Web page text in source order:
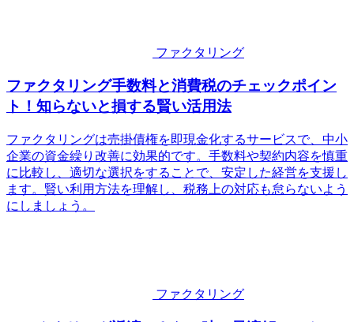
ファクタリング
ファクタリング手数料と消費税のチェックポイン
ト！知らないと損する賢い活用法
ファクタリングは売掛債権を即現金化するサービスで、中小
企業の資金繰り改善に効果的です。手数料や契約内容を慎重
に比較し、適切な選択をすることで、安定した経営を支援し
ます。賢い利用方法を理解し、税務上の対応も怠らないよう
にしましょう。
ファクタリング